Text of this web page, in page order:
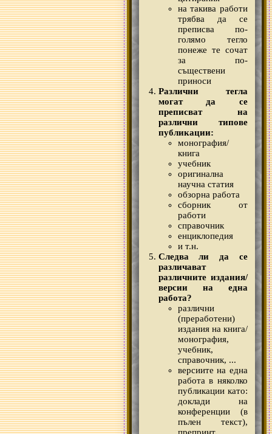
на такива работи
трябва да се
преписва по-
голямо тегло
понеже те сочат
за по-
съществени
приноси
Различни тегла
могат да се
преписват на
различни типове
публикации:
монография/
книга
учебник
оригинална
научна статия
обзорна работа
сборник от
работи
справочник
енциклопедия
и т.н.
Следва ли да се
различават
различните издания/
версии на една
работа?
различни
(преработени)
издания на книга/
монография,
учебник,
справочник, ...
версиите на една
работа в няколко
публикации като:
доклади на
конференции (в
пълен текст),